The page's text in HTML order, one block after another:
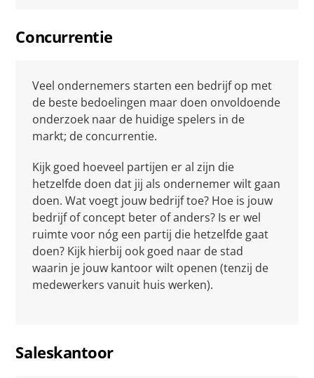
Concurrentie
Veel ondernemers starten een bedrijf op met
de beste bedoelingen maar doen onvoldoende
onderzoek naar de huidige spelers in de
markt; de concurrentie.
Kijk goed hoeveel partijen er al zijn die
hetzelfde doen dat jij als ondernemer wilt gaan
doen. Wat voegt jouw bedrijf toe? Hoe is jouw
bedrijf of concept beter of anders? Is er wel
ruimte voor nóg een partij die hetzelfde gaat
doen? Kijk hierbij ook goed naar de stad
waarin je jouw kantoor wilt openen (tenzij de
medewerkers vanuit huis werken).
Saleskantoor